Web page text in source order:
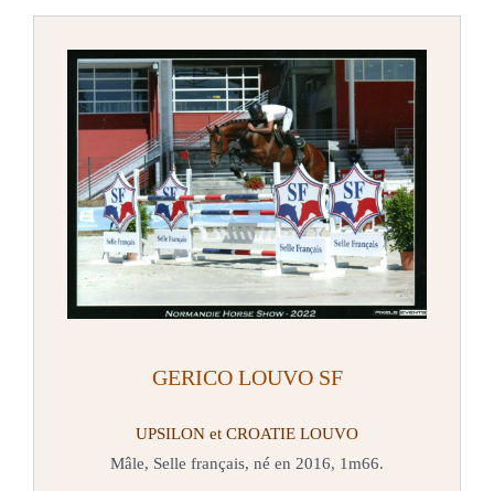
GERICO LOUVO SF
UPSILON et CROATIE LOUVO
Mâle, Selle français, né en 2016, 1m66.